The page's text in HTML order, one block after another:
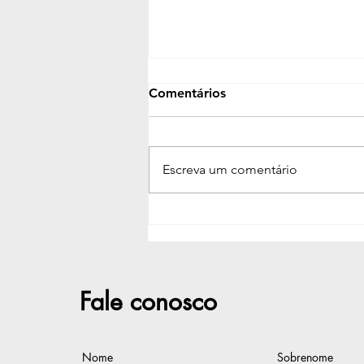
no próximo dia 7
Comentários
Escreva um comentário
Fale conosco
Nome Sobrenome